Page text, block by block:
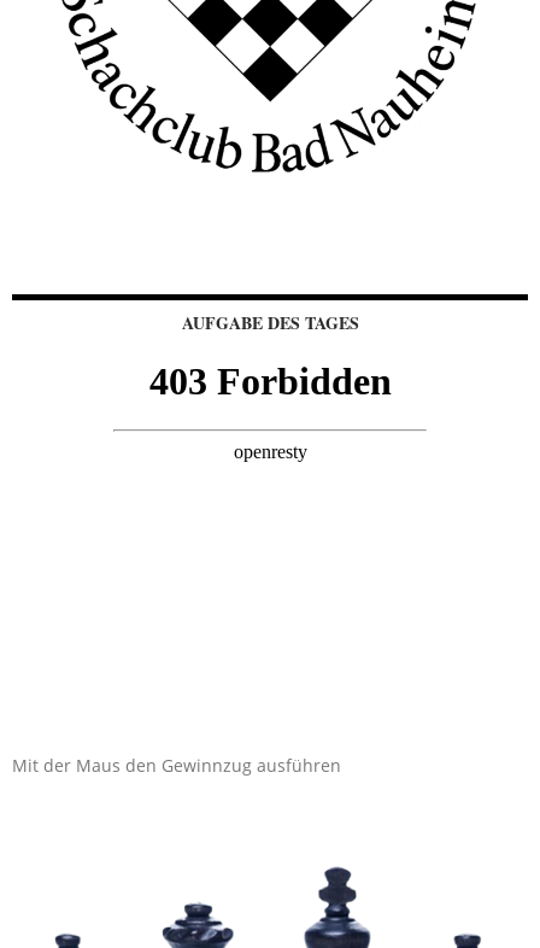
AUFGABE DES TAGES
Mit der Maus den Gewinnzug ausführen